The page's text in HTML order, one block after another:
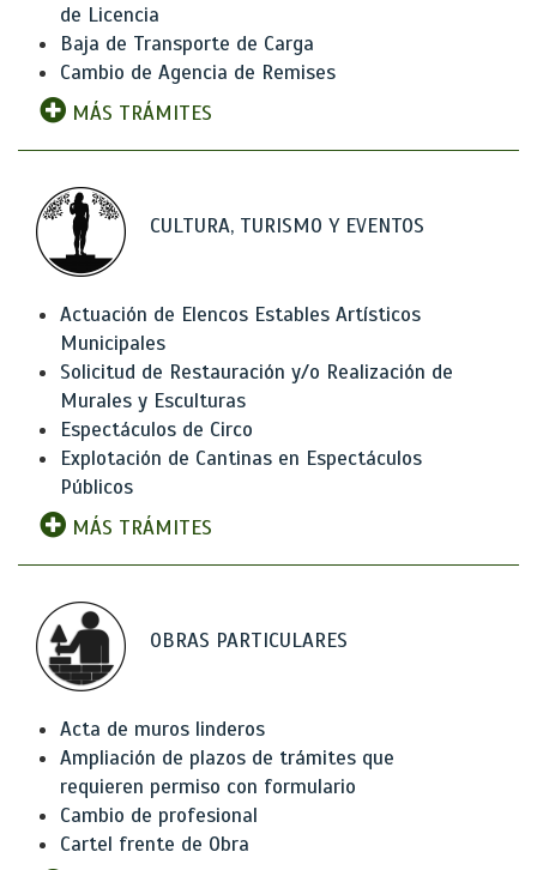
de Licencia
Baja de Transporte de Carga
Cambio de Agencia de Remises
MÁS TRÁMITES
CULTURA, TURISMO Y EVENTOS
Actuación de Elencos Estables Artísticos
Municipales
Solicitud de Restauración y/o Realización de
Murales y Esculturas
Espectáculos de Circo
Explotación de Cantinas en Espectáculos
Públicos
MÁS TRÁMITES
OBRAS PARTICULARES
Acta de muros linderos
Ampliación de plazos de trámites que
requieren permiso con formulario
Cambio de profesional
Cartel frente de Obra